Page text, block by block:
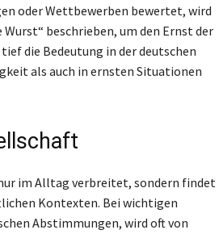
oder Wettbewerben bewertet, wird
beschrieben, um den Ernst der
die Bedeutung in der deutschen
als auch in ernsten Situationen
im Alltag verbreitet, sondern findet
Kontexten. Bei wichtigen
Abstimmungen, wird oft von